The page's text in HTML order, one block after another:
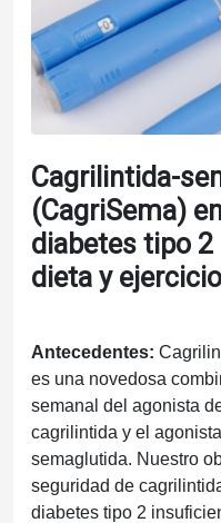
Cagrilintida-
(CagriSema)
diabetes tipo
dieta y
Antecedentes:
es una novedosa
semanal del agonista
cagrilintida y el
semaglutida. Nuestro
seguridad de
diabetes tipo 2